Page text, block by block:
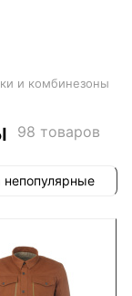
и комбинезоны
98 товаров
непопулярные